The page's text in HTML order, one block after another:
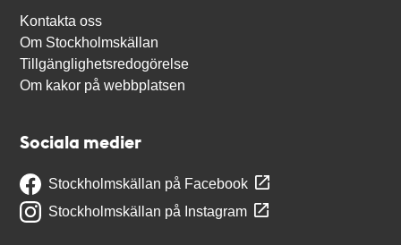
Kontakta oss
Om Stockholmskällan
Tillgänglighetsredogörelse
Om kakor på webbplatsen
Sociala medier
Stockholmskällan på Facebook
Stockholmskällan på Instagram